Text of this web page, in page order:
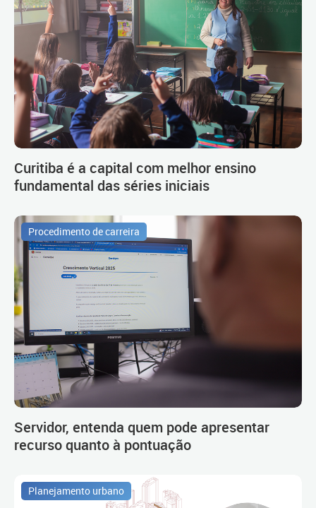
Curitiba é a capital com melhor ensino
fundamental das séries iniciais
Procedimento de carreira
Servidor, entenda quem pode apresentar
recurso quanto à pontuação
Planejamento urbano